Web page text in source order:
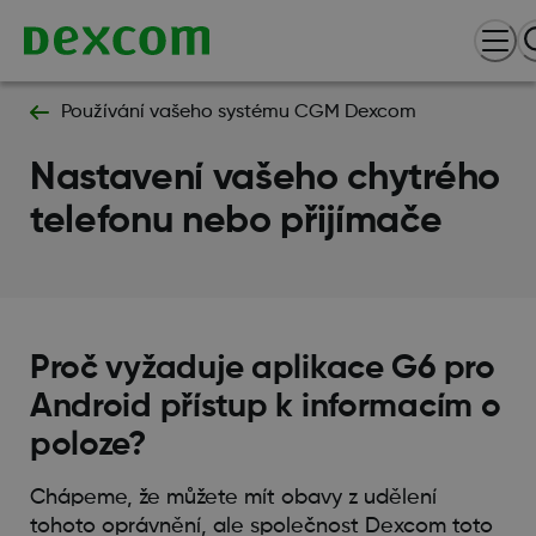
Používání vašeho systému CGM Dexcom
Nastavení vašeho chytrého
telefonu nebo přijímače
Proč vyžaduje aplikace G6 pro
Android přístup k informacím o
poloze?
Chápeme, že můžete mít obavy z udělení
tohoto oprávnění, ale společnost Dexcom toto